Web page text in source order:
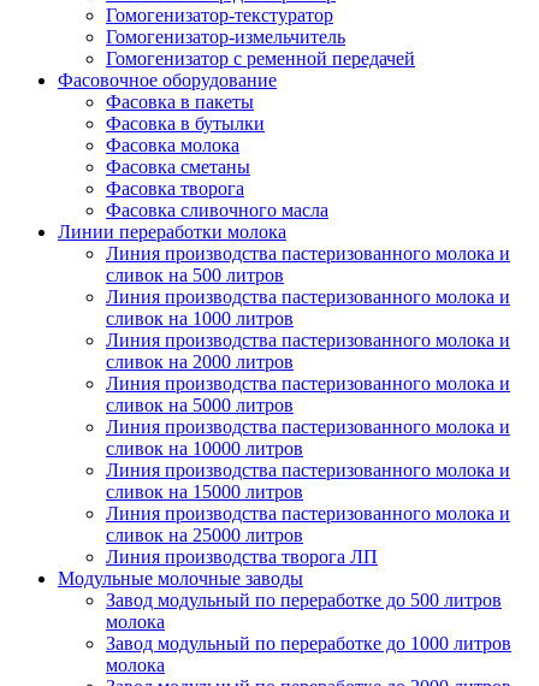
Гомогенизатор-текстуратор
Гомогенизатор-измельчитель
Гомогенизатор с ременной передачей
Фасовочное оборудование
Фасовка в пакеты
Фасовка в бутылки
Фасовка молока
Фасовка сметаны
Фасовка творога
Фасовка сливочного масла
Линии переработки молока
Линия производства пастеризованного молока и
сливок на 500 литров
Линия производства пастеризованного молока и
сливок на 1000 литров
Линия производства пастеризованного молока и
сливок на 2000 литров
Линия производства пастеризованного молока и
сливок на 5000 литров
Линия производства пастеризованного молока и
сливок на 10000 литров
Линия производства пастеризованного молока и
сливок на 15000 литров
Линия производства пастеризованного молока и
сливок на 25000 литров
Линия производства творога ЛП
Модульные молочные заводы
Завод модульный по переработке до 500 литров
молока
Завод модульный по переработке до 1000 литров
молока